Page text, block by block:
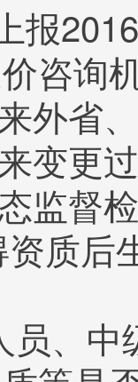
报
咨询
外省
变更
监督
质后
、中